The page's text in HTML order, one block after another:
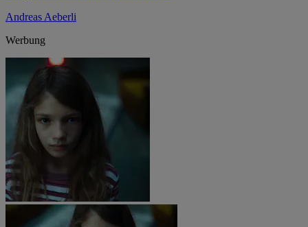
Andreas Aeberli
Werbung